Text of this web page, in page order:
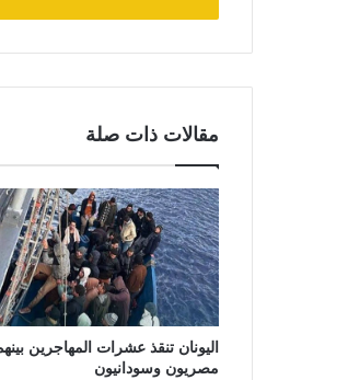
مقالات ذات صلة
اليونان تنقذ عشرات المهاجرين
مصريون وسودانيون